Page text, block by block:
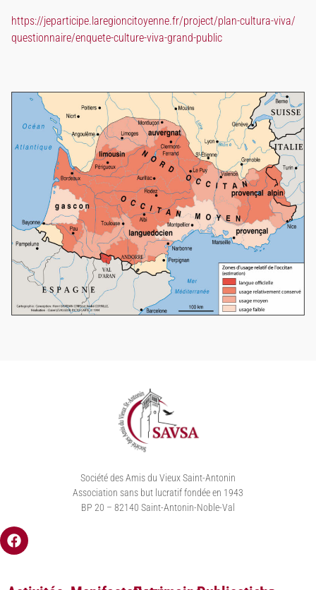
https://jeparticipe.laregioncitoyenne.fr/project/plan-cultura-viva/
questionnaire/enquete-culture-viva-grand-public
Société des Amis du Vieux Saint-Antonin
Association sans but lucratif fondée en 1943
BP 20 – 82140 Saint-Antonin-Noble-Val